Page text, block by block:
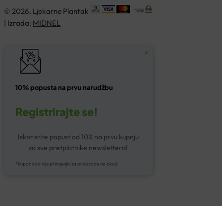
© 2026. Ljekarne Plantak
| Izrada: MIDNEL
10% popusta na prvu narudžbu
Registrirajte se!
Iskoristite popust od 10% na prvu kupnju
za sve pretplatnike newslettera!
*kupon kod nije primjenjiv za proizvode na akciji